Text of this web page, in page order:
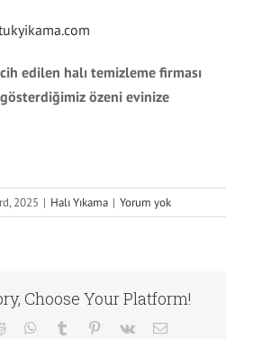
edilen halı temizleme firması
gösterdiğimiz özeni evinize
2025 | Halı Yıkama | Yorum yok
Choose Your Platform!
Reddit WhatsApp
Tumblr Pinterest
Vk
E-